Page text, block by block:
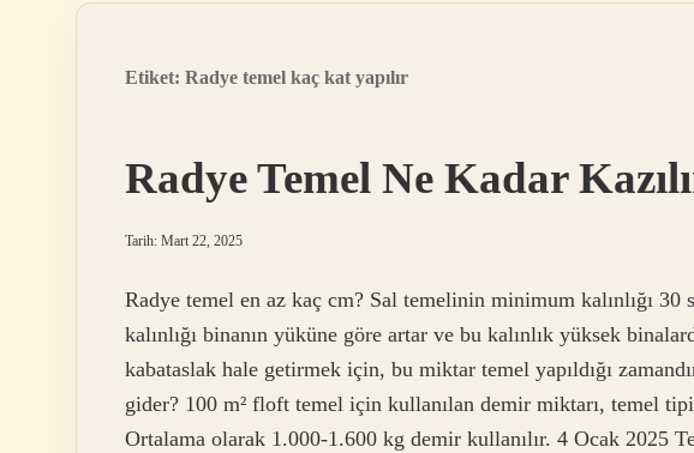
Etiket: Radye temel kaç kat yapılır
Radye Temel Ne Kadar
Tarih: Mart 22, 2025
Radye temel en az kaç cm? Sal temelinin minimum kalınlığı 30
kalınlığı binanın yüküne göre artar ve bu kalınlık yüksek
kabataslak hale getirmek için, bu miktar temel yapıldığı
gider? 100 m² floft temel için kullanılan demir miktarı, temel
Ortalama olarak 1.000-1.600 kg demir kullanılır. 4 Ocak 2025